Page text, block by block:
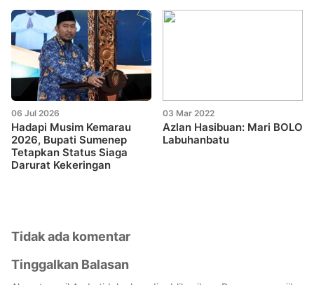
06 Jul 2026
Hadapi Musim Kemarau
2026, Bupati Sumenep
Tetapkan Status Siaga
Darurat Kekeringan
03 Mar 2022
Azlan Hasibuan: Mari BOLO
Labuhanbatu
Tidak ada komentar
Tinggalkan Balasan